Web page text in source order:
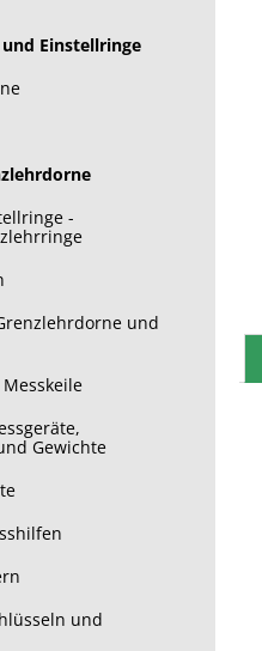
Einstellringe
-
und
Gewichte
und